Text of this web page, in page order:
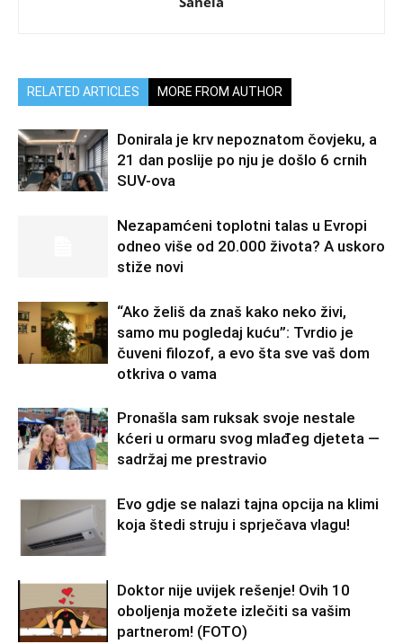
RELATED ARTICLES MORE FROM AUTHOR
Donirala je krv nepoznatom čovjeku, a
21 dan poslije po nju je došlo 6 crnih
SUV-ova
Nezapamćeni toplotni talas u Evropi
odneo više od 20.000 života? A uskoro
stiže novi
“Ako želiš da znaš kako neko živi,
samo mu pogledaj kuću”: Tvrdio je
čuveni filozof, a evo šta sve vaš dom
otkriva o vama
Pronašla sam ruksak svoje nestale
kćeri u ormaru svog mlađeg djeteta —
sadržaj me prestravio
Evo gdje se nalazi tajna opcija na klimi
koja štedi struju i sprječava vlagu!
Doktor nije uvijek rešenje! Ovih 10
oboljenja možete izlečiti sa vašim
partnerom! (FOTO)